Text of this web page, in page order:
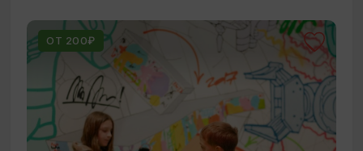
ОТ 200₽